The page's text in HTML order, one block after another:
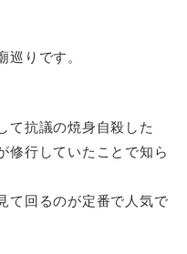
りです。
て抗議の焼身自殺した
修行していたことで知ら
て回るのが定番で人気で